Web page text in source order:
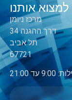
למצוא אותנו
מרכז ניומן
דרך ההגנה 34
תל אביב
67721
21:00